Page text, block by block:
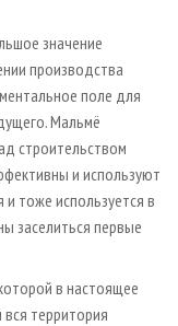
значение
производства
поле для
Мальмё
строительством
и используют
тоже используется в
заселиться первые
в настоящее
территория